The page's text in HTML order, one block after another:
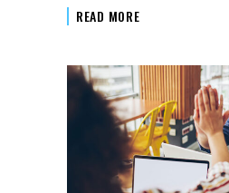
READ MORE